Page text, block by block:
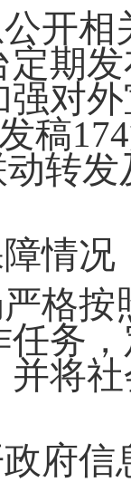
开
定期
对
稿
转
障情况
格
务
将
府信